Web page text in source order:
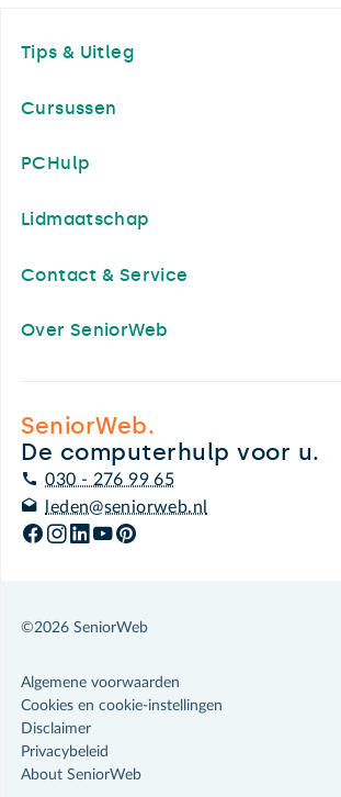
Tips & Uitleg
Cursussen
PCHulp
Lidmaatschap
Contact & Service
Over SeniorWeb
SeniorWeb.
De computerhulp voor u.
030 - 276 99 65
leden@seniorweb.nl
©2026 SeniorWeb
Algemene voorwaarden
Cookies en cookie-instellingen
Disclaimer
Privacybeleid
About SeniorWeb